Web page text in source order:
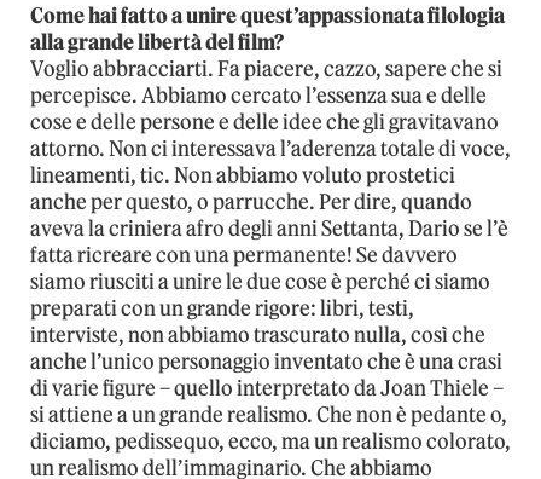
Come hai fatto a unire quest’appassionata filologia
alla grande libertà del film?
Voglio abbracciarti. Fa piacere, cazzo, sapere che si
percepisce. Abbiamo cercato l’essenza sua e delle
cose e delle persone e delle idee che gli gravitavano
attorno. Non ci interessava l’aderenza totale di voce,
lineamenti, tic. Non abbiamo voluto prostetici
anche per questo, o parrucche. Per dire, quando
aveva la criniera afro degli anni Settanta, Dario se l’è
fatta ricreare con una permanente! Se davvero
siamo riusciti a unire le due cose è perché ci siamo
preparati con un grande rigore: libri, testi,
interviste, non abbiamo trascurato nulla, così che
anche l’unico personaggio inventato che è una crasi
di varie figure – quello interpretato da Joan Thiele –
si attiene a un grande realismo. Che non è pedante o,
diciamo, pedissequo, ecco, ma un realismo colorato,
un realismo dell’immaginario. Che abbiamo